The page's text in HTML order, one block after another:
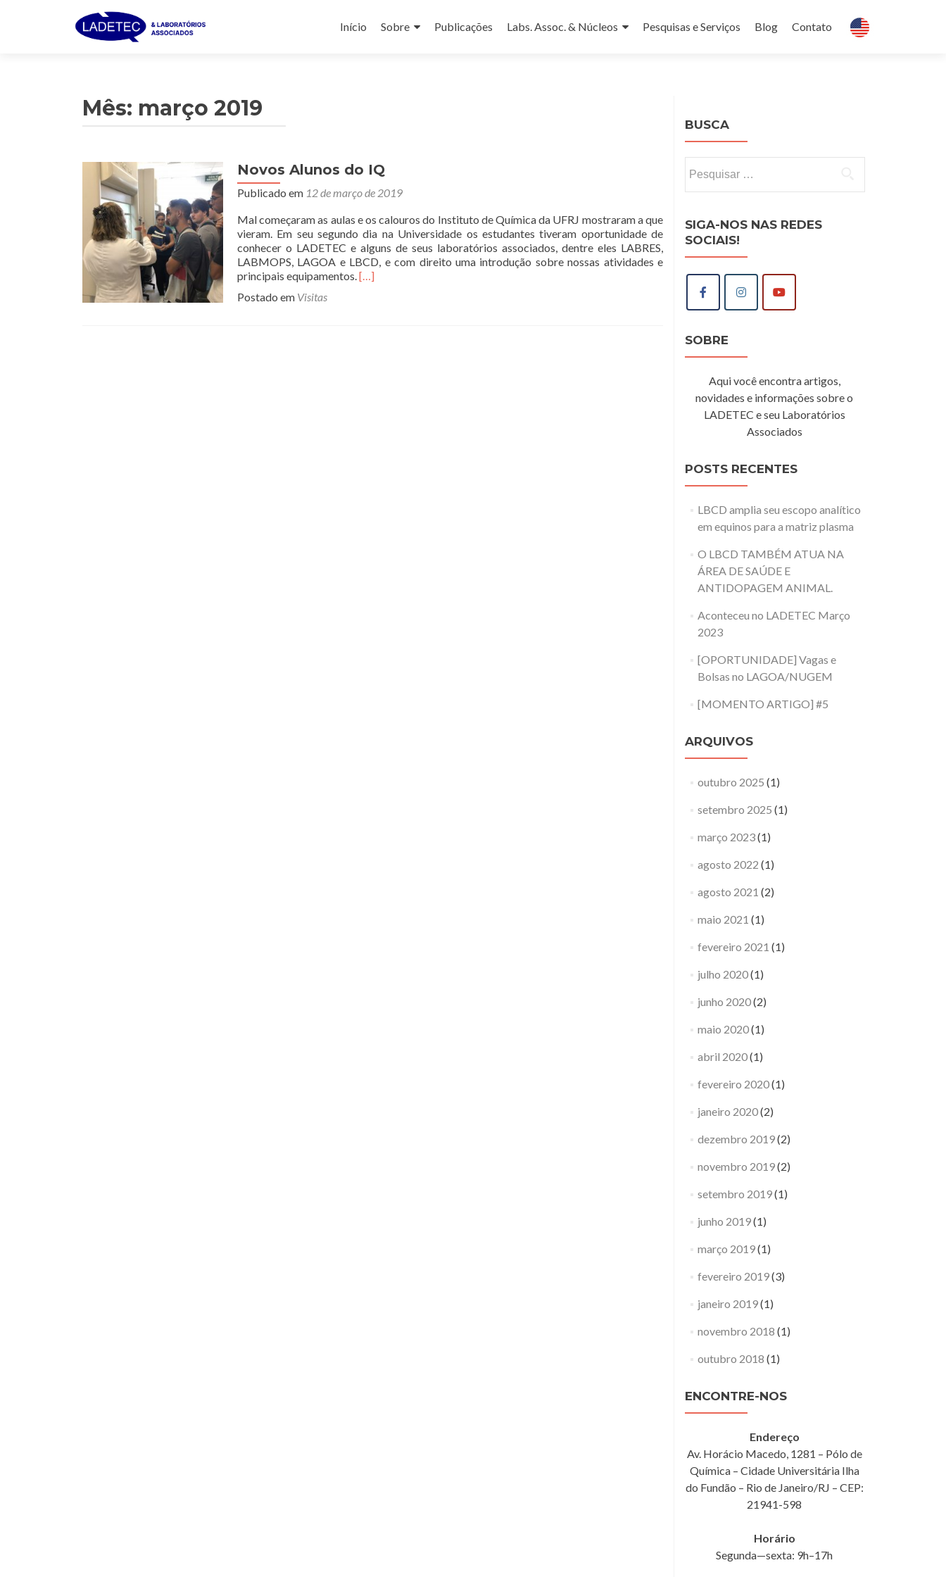
para
Início Sobre Publicações Labs. Assoc. & Núcleos Pesquisas e Serviços Blog Contato
Mês: março 2019
Novos Alunos do IQ
Publicado em 12 de março de 2019
Mal começaram as aulas e os calouros do Instituto de Química da UFRJ mostraram a que
vieram. Em seu segundo dia na Universidade os estudantes tiveram oportunidade de
conhecer o LADETEC e alguns de seus laboratórios associados, dentre eles LABRES,
LABMOPS, LAGOA e LBCD, e com direito uma introdução sobre nossas atividades e
principais equipamentos.Leia
[…]
Postado em Visitas
BUSCA
por:
SIGA-NOS NAS REDES
SOCIAIS!
SOBRE
Aqui você encontra artigos,
novidades e informações sobre o
LADETEC e seu Laboratórios
Associados
POSTS RECENTES
LBCD amplia seu escopo analítico
em equinos para a matriz plasma
O LBCD TAMBÉM ATUA NA
ÁREA DE SAÚDE E
ANTIDOPAGEM ANIMAL.
Aconteceu no LADETEC Março
2023
[OPORTUNIDADE] Vagas e
Bolsas no LAGOA/NUGEM
[MOMENTO ARTIGO] #5
ARQUIVOS
outubro 2025 (1)
setembro 2025 (1)
março 2023(1)
agosto 2022 (1)
agosto 2021 (2)
maio 2021 (1)
fevereiro 2021 (1)
julho 2020(1)
junho 2020(2)
maio 2020(1)
abril 2020(1)
fevereiro 2020(1)
janeiro 2020(2)
dezembro 2019(2)
novembro 2019(2)
setembro 2019(1)
junho 2019(1)
março 2019(1)
fevereiro 2019(3)
janeiro 2019(1)
novembro 2018 (1)
outubro 2018 (1)
ENCONTRE-NOS
Endereço
Av. Horácio Macedo, 1281 – Pólo de
Química – Cidade Universitária Ilha
do Fundão – Rio de Janeiro/RJ – CEP:
21941-598
Horário
Segunda—sexta: 9h–17h